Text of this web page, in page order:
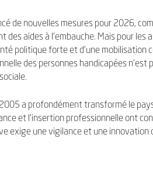
de nouvelles mesures pour 2026,
des aides à l’embauche. Mais pour
politique forte et d’une mobilisation
des personnes handicapées
2005 a profondément transformé le
et l’insertion professionnelle ont
exige une vigilance et une innovation